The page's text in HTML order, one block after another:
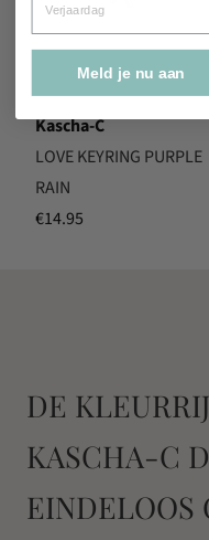
Kascha-C
LOVE KEYRING PURPLE
RAIN
€14.95
DE
KASCHA-C
EINDELOOS
Meld je nu aan